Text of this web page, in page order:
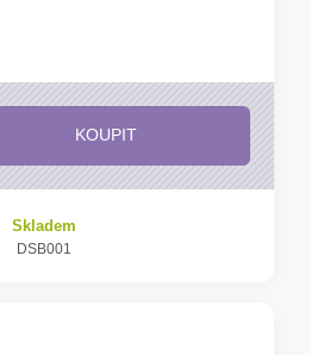
KOUPIT
Skladem
DSB001